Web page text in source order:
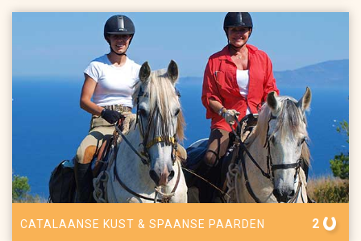
CATALAANSE KUST & SPAANSE PAARDEN 2